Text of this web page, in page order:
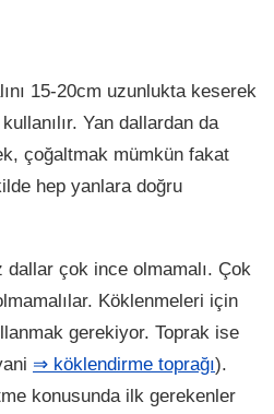
15-20cm uzunlukta keserek
Yan dallardan da
çoğaltmak mümkün fakat
hep yanlara doğru
dallar çok ince olmamalı. Çok
Köklenmeleri için
gerekiyor. Toprak ise
⇒ köklendirme toprağı).
konusunda ilk gerekenler